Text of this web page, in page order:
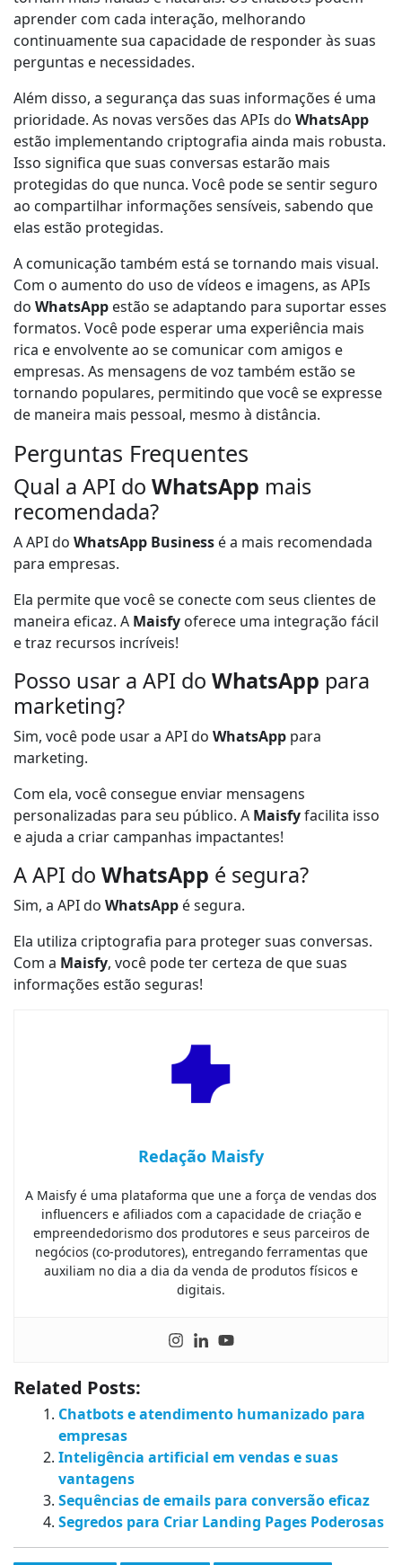
aprender com cada interação, melhorando
continuamente sua capacidade de responder às suas
perguntas e necessidades.
Além disso, a segurança das suas informações é uma
prioridade. As novas versões das APIs do WhatsApp
estão implementando criptografia ainda mais robusta.
Isso significa que suas conversas estarão mais
protegidas do que nunca. Você pode se sentir seguro
ao compartilhar informações sensíveis, sabendo que
elas estão protegidas.
A comunicação também está se tornando mais visual.
Com o aumento do uso de vídeos e imagens, as APIs
do WhatsApp estão se adaptando para suportar esses
formatos. Você pode esperar uma experiência mais
rica e envolvente ao se comunicar com amigos e
empresas. As mensagens de voz também estão se
tornando populares, permitindo que você se expresse
de maneira mais pessoal, mesmo à distância.
Perguntas Frequentes
Qual a API do WhatsApp mais
recomendada?
A API do WhatsApp Business é a mais recomendada
para empresas.
Ela permite que você se conecte com seus clientes de
maneira eficaz. A Maisfy oferece uma integração fácil
e traz recursos incríveis!
Posso usar a API do WhatsApp para
marketing?
Sim, você pode usar a API do WhatsApp para
marketing.
Com ela, você consegue enviar mensagens
personalizadas para seu público. A Maisfyfacilita isso
e ajuda a criar campanhas impactantes!
A API do WhatsApp é segura?
Sim, a API do WhatsApp é segura.
Ela utiliza criptografia para proteger suas conversas.
Com a Maisfy, você pode ter certeza de que suas
informações estão seguras!
Redação Maisfy
A Maisfy é uma plataforma que une a força de vendas dos
influencers e afiliados com a capacidade de criação e
empreendedorismo dos produtores e seus parceiros de
negócios (co-produtores), entregando ferramentas que
auxiliam no dia a dia da venda de produtos físicos e
digitais.
Related Posts:
Chatbots e atendimento humanizado para
empresas
Inteligência artificial em vendas e suas
vantagens
Sequências de emails para conversão eficaz
Segredos para Criar Landing Pages Poderosas